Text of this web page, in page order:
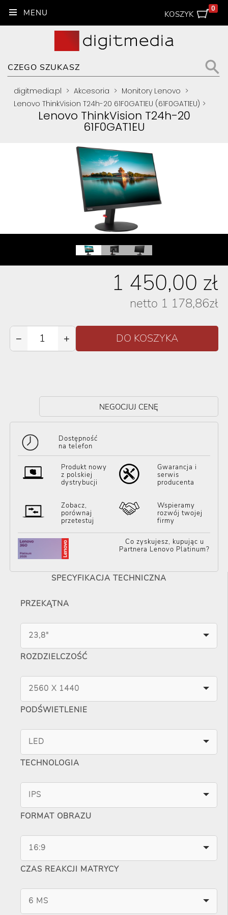
KOSZYK
0
digitmedia.pl > Akcesoria > Monitory Lenovo >
Lenovo ThinkVision T24h-20 61F0GAT1EU (61F0GAT1EU) >
Lenovo ThinkVision T24h-20
61F0GAT1EU
1 450,00 zł
netto 1 178,86zł
− +
NEGOCJUJ CENĘ
Dostępność
na telefon
Produkt nowy
z polskiej
dystrybucji
Gwarancja i
serwis
producenta
Zobacz,
porównaj
przetestuj
Wspieramy
rozwój twojej
firmy
Co zyskujesz, kupując u
Partnera Lenovo Platinum?
SPECYFIKACJA TECHNICZNA
PRZEKĄTNA
23,8"
ROZDZIELCZOŚĆ
2560 X 1440
PODŚWIETLENIE
LED
TECHNOLOGIA
IPS
FORMAT OBRAZU
16:9
CZAS REAKCJI MATRYCY
6 MS